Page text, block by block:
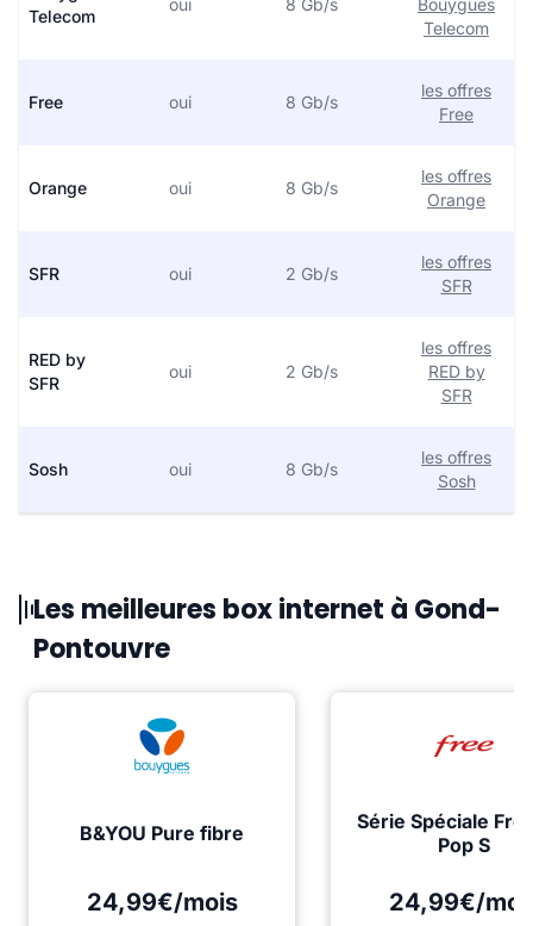
Telecom
oui 8 Gb/s
Bouygues
Telecom
Free oui 8 Gb/s
les offres
Free
Orange oui 8 Gb/s
les offres
Orange
SFR oui 2 Gb/s
les offres
SFR
RED by
SFR
oui 2 Gb/s
les offres
RED by
SFR
Sosh oui 8 Gb/s
les offres
Sosh
Les meilleures box internet à Gond-
Pontouvre
B&YOU Pure fibre
24,99€/mois
Série Spéciale
Pop S
24,99€/